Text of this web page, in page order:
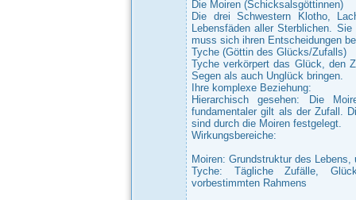
Die Moiren (Schicksalsgöttinnen)
Die drei Schwestern Klotho,
Lebensfäden aller Sterblichen.
muss sich ihren Entscheidungen
Tyche (Göttin des Glücks/Zufalls)
Tyche verkörpert das Glück, den
Segen als auch Unglück bringen.
Ihre komplexe Beziehung:
Hierarchisch gesehen: Die
fundamentaler gilt als der Zufall.
sind durch die Moiren festgelegt.
Wirkungsbereiche:
Moiren: Grundstruktur des
Tyche: Tägliche Zufälle,
vorbestimmten Rahmens